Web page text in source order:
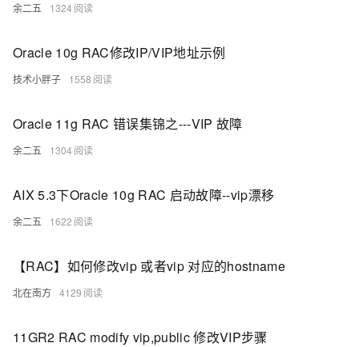
余二五 1324
Oracle 10g RAC修改IP/VIP地址示例
技术小胖子 1558
Oracle 11g RAC 错误集锦之---VIP 故障
余二五 1304
AIX 5.3下Oracle 10g RAC 启动故障--vip漂移
余二五 1622
【RAC】如何修改vip 或者vip 对应的hostname
北在南方 4129
11GR2 RAC modify vip,public 修改VIP步骤